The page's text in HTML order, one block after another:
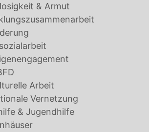
& Armut
Arbeit
Vernetzung
& Jugendhilfe